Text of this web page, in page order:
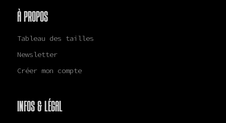
À PROPOS
Tableau des tailles
Newsletter
Créer mon compte
INFOS & LÉGAL